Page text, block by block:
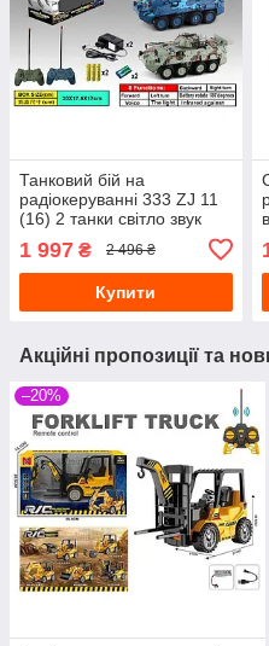
Танковий бій на
радіокеруванні 333 ZJ 11
(16) 2 танки світло звук
1 997 ₴ 2 496 ₴
Купити
Акційні пропозиції та
–20%